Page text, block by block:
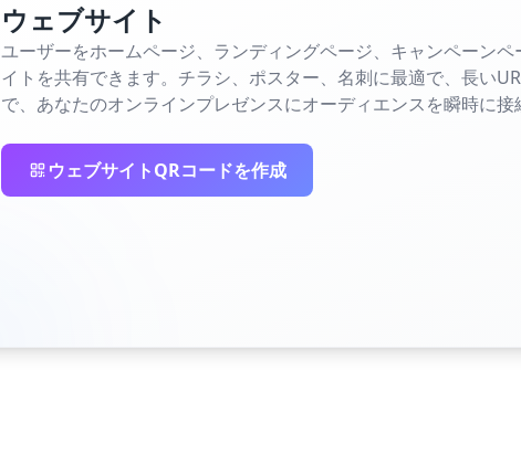
ウェブサイト
ユーザーをホームページ、ランディングページ、キャンペーン
イトを共有できます。チラシ、ポスター、名刺に最適で、長い
で、あなたのオンラインプレゼンスにオーディエンスを瞬時に接
ウェブサイトQRコードを作成